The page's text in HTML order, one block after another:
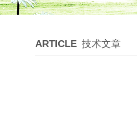
ARTICLE 技术文章